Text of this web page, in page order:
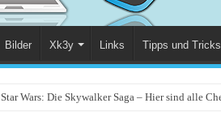
Bilder Xk3y Links Tipps und Tricks
Wars: Die Skywalker Saga – Hier sind alle